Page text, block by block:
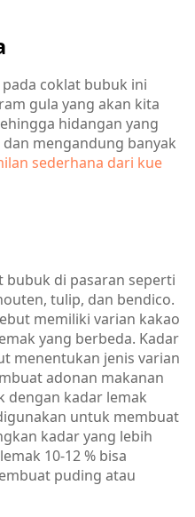
coklat bubuk ini
gula yang akan kita
hidangan yang
mengandung banyak
sederhana dari kue
bubuk di pasaran seperti
tulip, dan bendico.
memiliki varian kakao
yang berbeda. Kadar
menentukan jenis varian
adonan makanan
dengan kadar lemak
untuk membuat
kadar yang lebih
10-12 % bisa
puding atau